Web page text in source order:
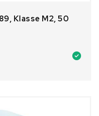
Klasse M2, 50